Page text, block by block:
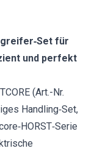
für
und perfekt
(Art.-Nr.
Handling‑Set,